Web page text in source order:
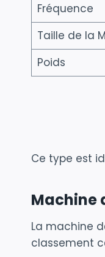
Fréquence
Taille de la
Poids
Ce type est
Machine
La machine
classement